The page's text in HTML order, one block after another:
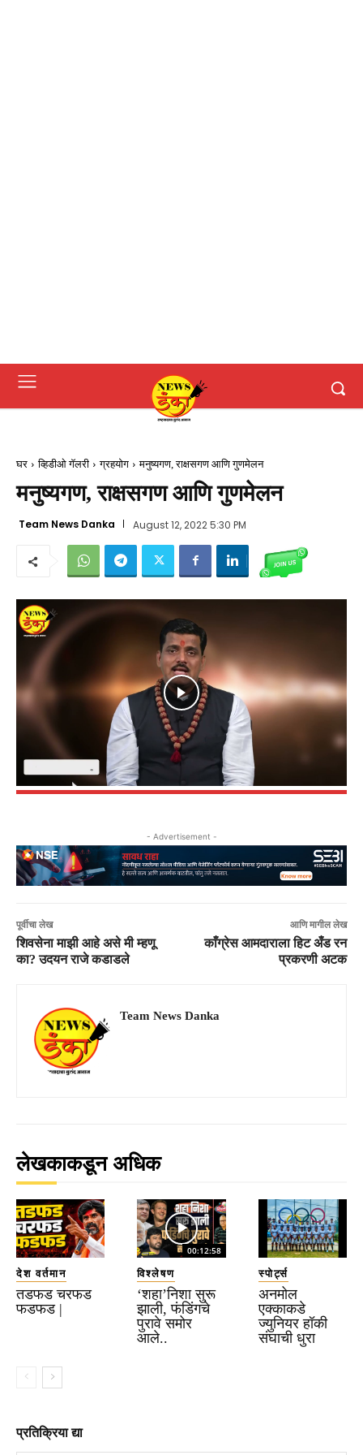
घर व्हिडीओ गॅलरी ग्रहयोग मनुष्यगण, राक्षसगण आणि गुणमेलन
मनुष्यगण, राक्षसगण आणि गुणमेलन
Team News Danka August 12, 2022 5:30 PM
- Advertisement -
पूर्वीचा लेख
शिवसेना माझी आहे असे मी म्हणू
का? उदयन राजे कडाडले
आणि मागील लेख
काँग्रेस आमदाराला हिट अँड रन
प्रकरणी अटक
Team News Danka
लेखकाकडून अधिक
देश वर्तमान
तडफड चरफड
फडफड |
00:12:58
विश्लेषण
‘शहा’निशा सुरू
झाली, फंडिंगचे
पुरावे समोर
आले..
स्पोर्ट्स
अनमोल
एक्काकडे
ज्युनियर हॉकी
संघाची धुरा
प्रतिक्रिया द्या